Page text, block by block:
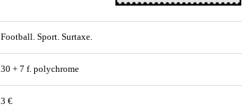
Football. Sport. Surtaxe.
30 + 7 f. polychrome
3 €